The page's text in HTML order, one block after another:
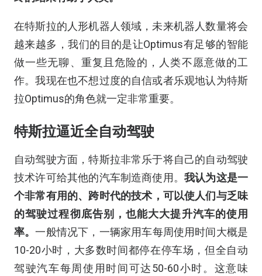
在特斯拉的人形机器人领域，未来机器人数量将会
越来越多，我们的目的是让Optimus有足够的智能
做一些无聊、重复且危险的，人类不愿意做的工
作。我现在也不想过度的自信或者乐观地认为特斯
拉Optimus的角色就一定非常重要。
特斯拉逼近全自动驾驶
自动驾驶方面，特斯拉非常乐于将自己的自动驾驶
技术许可给其他的汽车制造商使用。我认为这是一
个非常有用的、 跨时代的技术， 可以使人们与乏味
的驾驶过程彻底告别，也能大大提升汽车的使用
率。一般情况下，一辆家用车每周使用时间大概是
10-20小时，大多数时间都停在停车场，但全自动
驾驶汽车每周使用时间可达50-60小时。这意味